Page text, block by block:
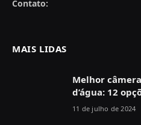
Contato:
MAIS LIDAS
Melhor
d’água: 12
11 de julho de 2024